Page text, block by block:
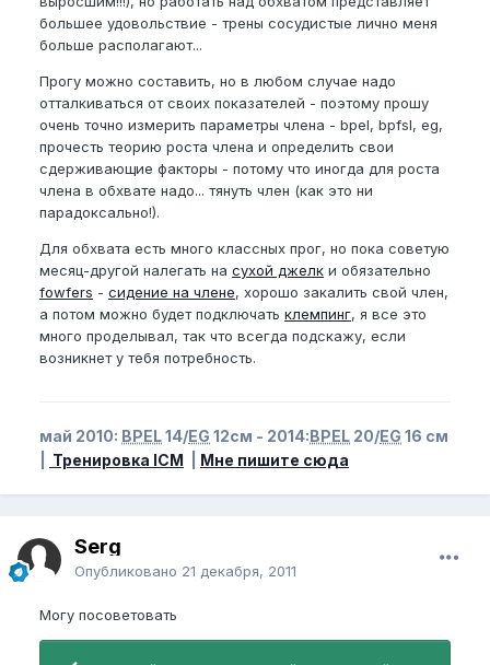
большее удовольствие - трены сосудистые лично меня
больше располагают...
Прогу можно составить, но в любом случае надо
отталкиваться от своих показателей - поэтому прошу
очень точно измерить параметры члена - bpel, bpfsl, eg,
прочесть теорию роста члена и определить свои
сдерживающие факторы - потому что иногда для роста
члена в обхвате надо... тянуть член (как это ни
парадоксально!).
Для обхвата есть много классных прог, но пока советую
месяц-другой налегать на сухой джелк и обязательно
fowfers - сидение на члене, хорошо закалить свой член,
а потом можно будет подключать клемпинг, я все это
много проделывал, так что всегда подскажу, если
возникнет у тебя потребность.
май 2010: BPEL14/EG 12см - 2014:BPEL 20/EG 16 см
Тренировка ICM Мне пишите сюда
Serg
Опубликовано 21 декабря, 2011
Могу посоветовать